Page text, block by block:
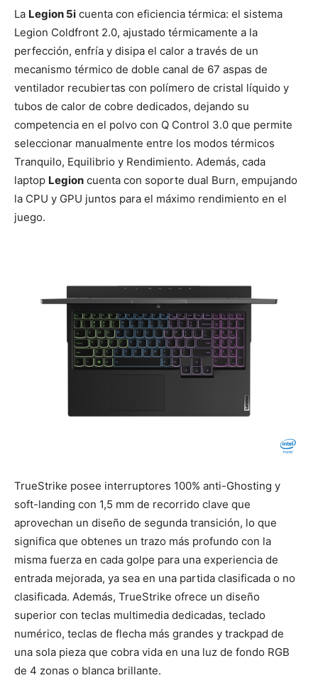
La Legion 5i cuenta con eficiencia térmica: el sistema
Legion Coldfront 2.0, ajustado térmicamente a la
perfección, enfría y disipa el calor a través de un
mecanismo térmico de doble canal de 67 aspas de
ventilador recubiertas con polímero de cristal líquido y
tubos de calor de cobre dedicados, dejando su
competencia en el polvo con Q Control 3.0 que permite
seleccionar manualmente entre los modos térmicos
Tranquilo, Equilibrio y Rendimiento. Además, cada
laptop Legion cuenta con soporte dual Burn, empujando
la CPU y GPU juntos para el máximo rendimiento en el
juego.
TrueStrike posee interruptores 100% anti-Ghosting y
soft-landing con 1,5 mm de recorrido clave que
aprovechan un diseño de segunda transición, lo que
significa que obtenes un trazo más profundo con la
misma fuerza en cada golpe para una experiencia de
entrada mejorada, ya sea en una partida clasificada o no
clasificada. Además, TrueStrike ofrece un diseño
superior con teclas multimedia dedicadas, teclado
numérico, teclas de flecha más grandes y trackpad de
una sola pieza que cobra vida en una luz de fondo RGB
de 4 zonas o blanca brillante.